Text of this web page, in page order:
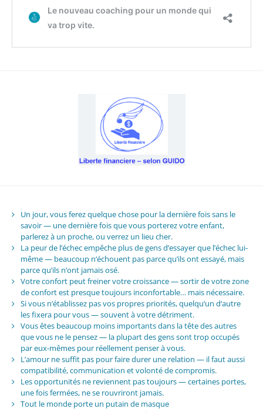
Un jour, vous ferez quelque chose pour la dernière fois sans le
savoir — une dernière fois que vous porterez votre enfant,
parlerez à un proche, ou verrez un lieu cher.
La peur de l’échec empêche plus de gens d’essayer que l’échec lui-
même — beaucoup n’échouent pas parce qu’ils ont essayé, mais
parce qu’ils n’ont jamais osé.
Votre confort peut freiner votre croissance — sortir de votre zone
de confort est presque toujours inconfortable… mais nécessaire.
Si vous n’établissez pas vos propres priorités, quelqu’un d’autre
les fixera pour vous — souvent à votre détriment.
Vous êtes beaucoup moins importants dans la tête des autres
que vous ne le pensez — la plupart des gens sont trop occupés
par eux-mêmes pour réellement penser à vous.
L’amour ne suffit pas pour faire durer une relation — il faut aussi
compatibilité, communication et volonté de compromis.
Les opportunités ne reviennent pas toujours — certaines portes,
une fois fermées, ne se rouvriront jamais.
Tout le monde porte un putain de masque